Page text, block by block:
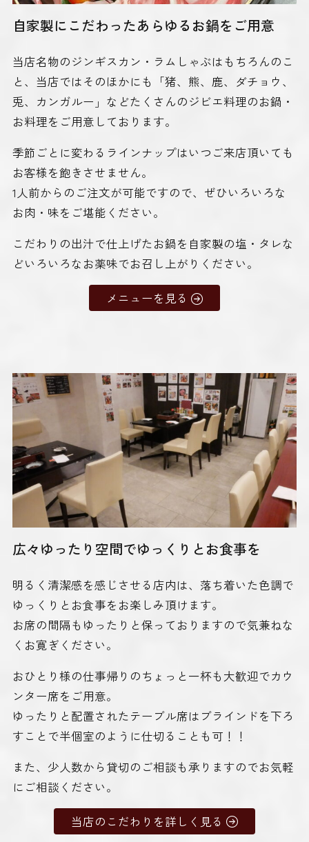
自家製にこだわったあらゆるお鍋をご用意
当店名物のジンギスカン・ラムしゃぶはもちろんのこ
と、当店ではそのほかにも「猪、熊、鹿、ダチョウ、
兎、カンガルー」などたくさんのジビエ料理のお鍋・
お料理をご用意しております。
季節ごとに変わるラインナップはいつご来店頂いても
お客様を飽きさせません。
1人前からのご注文が可能ですので、ぜひいろいろな
お肉・味をご堪能ください。
こだわりの出汁で仕上げたお鍋を自家製の塩・タレな
どいろいろなお薬味でお召し上がりください。
メニューを見る
広々ゆったり空間でゆっくりとお食事を
明るく清潔感を感じさせる店内は、落ち着いた色調で
ゆっくりとお食事をお楽しみ頂けます。
お席の間隔もゆったりと保っておりますので気兼ねな
くお寛ぎください。
おひとり様の仕事帰りのちょっと一杯も大歓迎でカウ
ンター席をご用意。
ゆったりと配置されたテーブル席はブラインドを下ろ
すことで半個室のように仕切ることも可！！
また、少人数から貸切のご相談も承りますのでお気軽
にご相談ください。
当店のこだわりを詳しく見る